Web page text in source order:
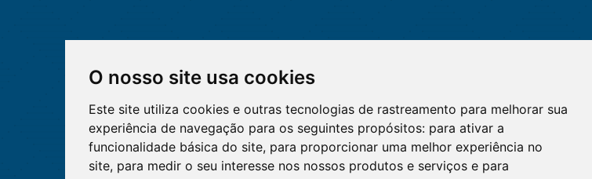
O nosso site usa cookies
Este site utiliza cookies e outras tecnologias de rastreamento para melhorar sua
experiência de navegação para os seguintes propósitos: para ativar a
funcionalidade básica do site, para proporcionar uma melhor experiência no
site, para medir o seu interesse nos nossos produtos e serviços e para
O WhatsApp é o principal canal